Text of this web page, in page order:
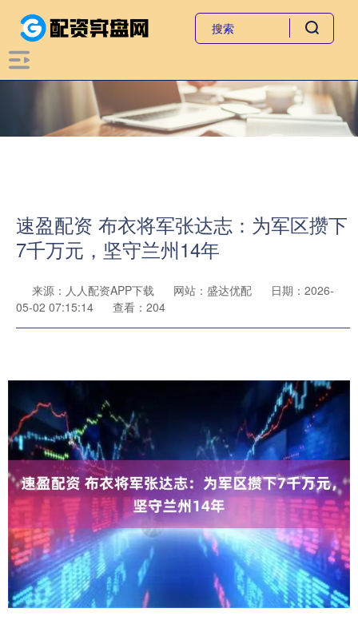
速盈配资 布衣将军张达志：为军区攒下
7千万元，坚守兰州14年
来源：人人配资APP下载 网站：盛达优配
日期：2026-
05-02 07:15:14
查看：204